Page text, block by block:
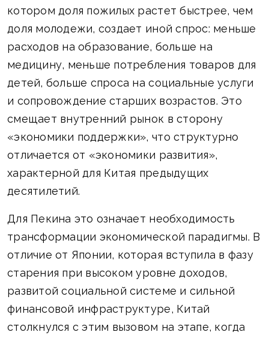
котором доля пожилых растет быстрее, чем
доля молодежи, создает иной спрос: меньше
расходов на образование, больше на
медицину, меньше потребления товаров для
детей, больше спроса на социальные услуги
и сопровождение старших возрастов. Это
смещает внутренний рынок в сторону
«экономики поддержки», что структурно
отличается от «экономики развития»,
характерной для Китая предыдущих
десятилетий.
Для Пекина это означает необходимость
трансформации экономической парадигмы. В
отличие от Японии, которая вступила в фазу
старения при высоком уровне доходов,
развитой социальной системе и сильной
финансовой инфраструктуре, Китай
столкнулся с этим вызовом на этапе, когда